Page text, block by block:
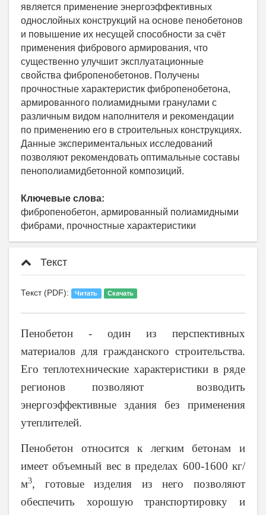
является применение энергоэффективных
однослойных конструкций на основе пенобетонов
и повышение их несущей способности за счёт
применения фибрового армирования, что
существенно улучшит эксплуатационные
свойства фибропенобетонов. Получены
прочностные характеристик фибропенобетона,
армированного полиамидными гранулами с
различным видом наполнителя и рекомендации
по применению его в строительных конструкциях.
Данные экспериментальных исследований
позволяют рекомендовать оптимальные составы
пенополиамидбетонной композиций.
Ключевые слова:
фибропенобетон, армированный полиамидными
фибрами, прочностные характеристики
Текст
Текст (PDF): Читать Скачать
Пенобетон - один из перспективных
материалов для гражданского строительства.
Его теплотехнические характеристики в ряде
регионов позволяют возводить
энергоэффективные здания без применения
утеплителей.
Пенобетон относится к легким бетонам и
имеет объемный вес в пределах 600-1600 кг/
м3, готовые изделия из него позволяют
обеспечить хорошую транспортировку и